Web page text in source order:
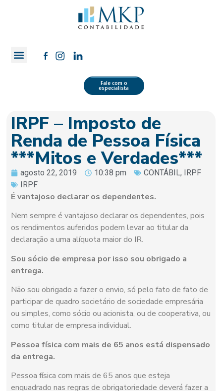
Fale com o
especialista
IRPF – Imposto de
Renda de Pessoa Física
***Mitos e Verdades***
agosto 22, 2019 10:38 pm CONTÁBIL, IRPF
IRPF
É vantajoso declarar os dependentes.
Nem sempre é vantajoso declarar os dependentes, pois
os rendimentos auferidos podem levar ao titular da
declaração a uma alíquota maior do IR.
Sou sócio de empresa por isso sou obrigado a
entrega.
Não sou obrigado a fazer o envio, só pelo fato de fato de
participar de quadro societário de sociedade empresária
ou simples, como sócio ou acionista, ou de cooperativa, ou
como titular de empresa individual.
Pessoa física com mais de 65 anos está dispensado
da entrega.
Pessoa física com mais de 65 anos que esteja
enquadrado nas regras de obrigatoriedade deverá fazer a